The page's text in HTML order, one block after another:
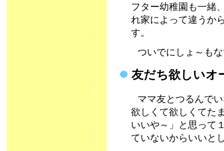
フター幼稚園も一緒
れ家によって違うか
す。
ついでにしょ～も
友だち欲しいオ
ママ友とつるんで
欲しくて欲しくてた
いいや～」と思って
ていないからいいと